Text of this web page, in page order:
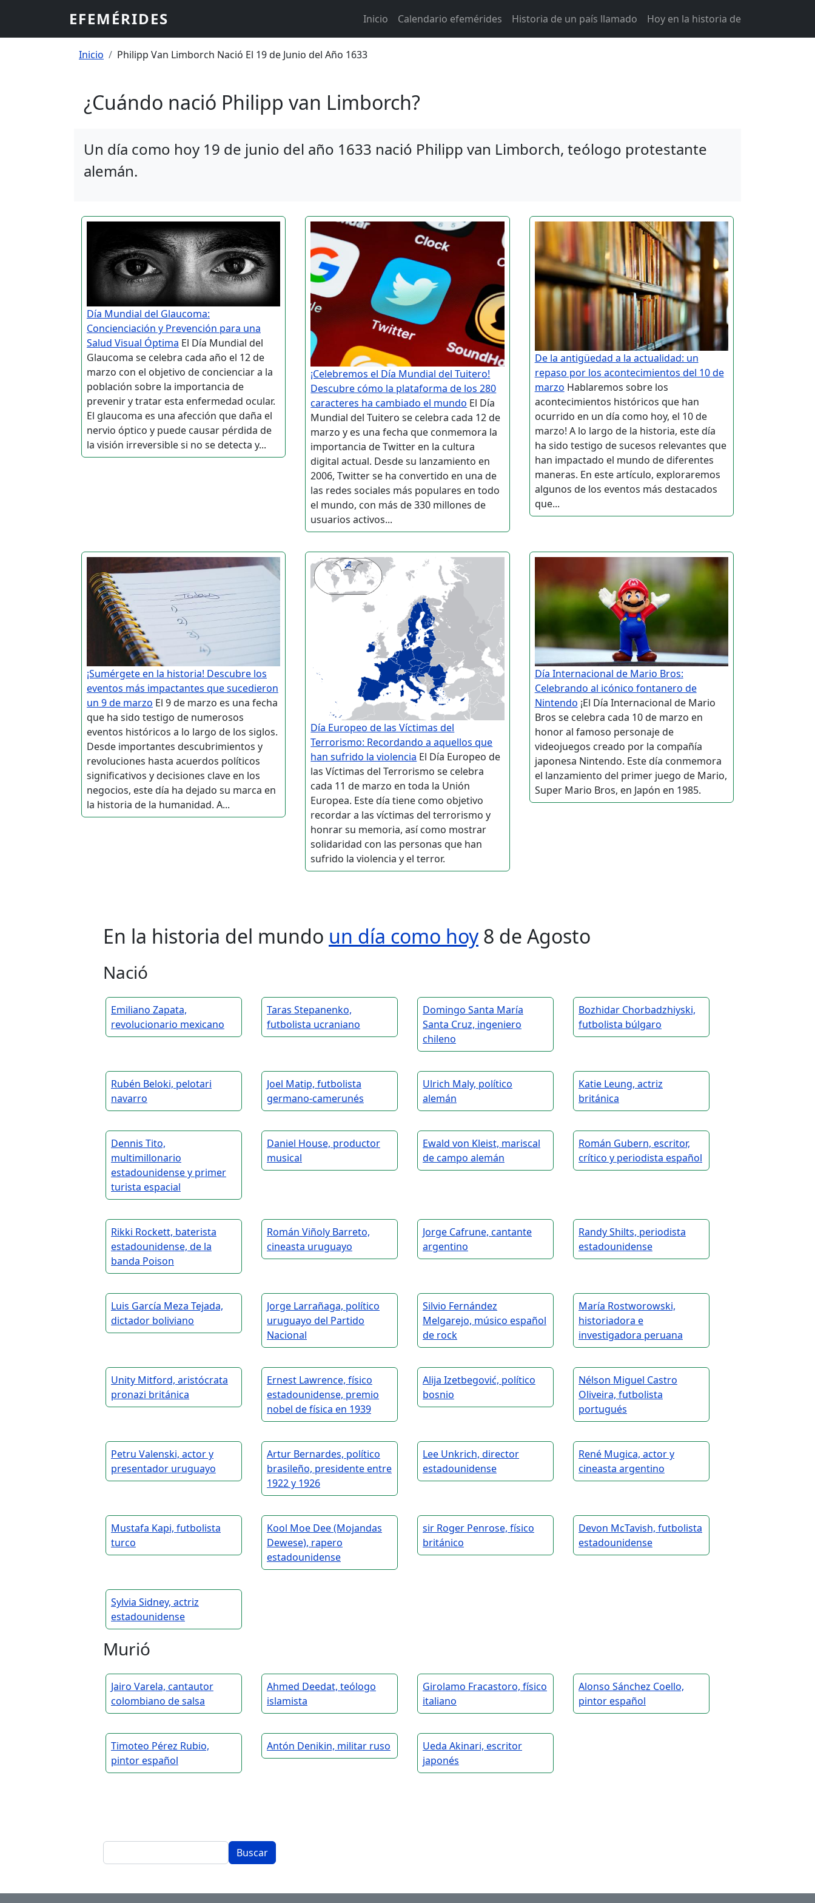
EFEMÉRIDES Main navigation
Inicio Calendario efemérides Historia de un país llamado Hoy en la historia de
Sobrescribir enlaces de ayuda a la navegación
Inicio Philipp Van Limborch Nació El 19 de Junio del Año 1633
¿Cuándo nació Philipp van Limborch?
Un día como hoy 19 de junio del año 1633 nació Philipp van Limborch, teólogo protestante
alemán.
Día Mundial del Glaucoma:
Concienciación y Prevención para una
Salud Visual Óptima El Día Mundial del
Glaucoma se celebra cada año el 12 de
marzo con el objetivo de concienciar a la
población sobre la importancia de
prevenir y tratar esta enfermedad ocular.
El glaucoma es una afección que daña el
nervio óptico y puede causar pérdida de
la visión irreversible si no se detecta y...
¡Celebremos el Día Mundial del Tuitero!
Descubre cómo la plataforma de los 280
caracteres ha cambiado el mundo El Día
Mundial del Tuitero se celebra cada 12 de
marzo y es una fecha que conmemora la
importancia de Twitter en la cultura
digital actual. Desde su lanzamiento en
2006, Twitter se ha convertido en una de
las redes sociales más populares en todo
el mundo, con más de 330 millones de
usuarios activos...
De la antigüedad a la actualidad: un
repaso por los acontecimientos del 10 de
marzo Hablaremos sobre los
acontecimientos históricos que han
ocurrido en un día como hoy, el 10 de
marzo! A lo largo de la historia, este día
ha sido testigo de sucesos relevantes que
han impactado el mundo de diferentes
maneras. En este artículo, exploraremos
algunos de los eventos más destacados
que...
¡Sumérgete en la historia! Descubre los
eventos más impactantes que sucedieron
un 9 de marzo El 9 de marzo es una fecha
que ha sido testigo de numerosos
eventos históricos a lo largo de los siglos.
Desde importantes descubrimientos y
revoluciones hasta acuerdos políticos
significativos y decisiones clave en los
negocios, este día ha dejado su marca en
la historia de la humanidad. A...
Día Europeo de las Víctimas del
Terrorismo: Recordando a aquellos que
han sufrido la violencia El Día Europeo de
las Víctimas del Terrorismo se celebra
cada 11 de marzo en toda la Unión
Europea. Este día tiene como objetivo
recordar a las víctimas del terrorismo y
honrar su memoria, así como mostrar
solidaridad con las personas que han
sufrido la violencia y el terror.
Día Internacional de Mario Bros:
Celebrando al icónico fontanero de
Nintendo ¡El Día Internacional de Mario
Bros se celebra cada 10 de marzo en
honor al famoso personaje de
videojuegos creado por la compañía
japonesa Nintendo. Este día conmemora
el lanzamiento del primer juego de Mario,
Super Mario Bros, en Japón en 1985.
En la historia del mundo un día como hoy8 de Agosto
Nació
Emiliano Zapata,
revolucionario mexicano
Taras Stepanenko,
futbolista ucraniano
Domingo Santa María
Santa Cruz, ingeniero
chileno
Bozhidar Chorbadzhiyski,
futbolista búlgaro
Rubén Beloki, pelotari
navarro
Joel Matip, futbolista
germano-camerunés
Ulrich Maly, político
alemán
Katie Leung, actriz
británica
Dennis Tito,
multimillonario
estadounidense y primer
turista espacial
Daniel House, productor
musical
Ewald von Kleist, mariscal
de campo alemán
Román Gubern, escritor,
crítico y periodista español
Rikki Rockett, baterista
estadounidense, de la
banda Poison
Román Viñoly Barreto,
cineasta uruguayo
Jorge Cafrune, cantante
argentino
Randy Shilts, periodista
estadounidense
Luis García Meza Tejada,
dictador boliviano
Jorge Larrañaga, político
uruguayo del Partido
Nacional
Silvio Fernández
Melgarejo, músico español
de rock
María Rostworowski,
historiadora e
investigadora peruana
Unity Mitford, aristócrata
pronazi británica
Ernest Lawrence, físico
estadounidense, premio
nobel de física en 1939
Alija Izetbegović, político
bosnio
Nélson Miguel Castro
Oliveira, futbolista
portugués
Petru Valenski, actor y
presentador uruguayo
Artur Bernardes, político
brasileño, presidente entre
1922 y 1926
Lee Unkrich, director
estadounidense
René Mugica, actor y
cineasta argentino
Mustafa Kapi, futbolista
turco
Kool Moe Dee (Mojandas
Dewese), rapero
estadounidense
sir Roger Penrose, físico
británico
Devon McTavish, futbolista
estadounidense
Sylvia Sidney, actriz
estadounidense
Murió
Jairo Varela, cantautor
colombiano de salsa
Ahmed Deedat, teólogo
islamista
Girolamo Fracastoro, físico
italiano
Alonso Sánchez Coello,
pintor español
Timoteo Pérez Rubio,
pintor español
Antón Denikin, militar ruso
Ueda Akinari, escritor
japonés
Buscar